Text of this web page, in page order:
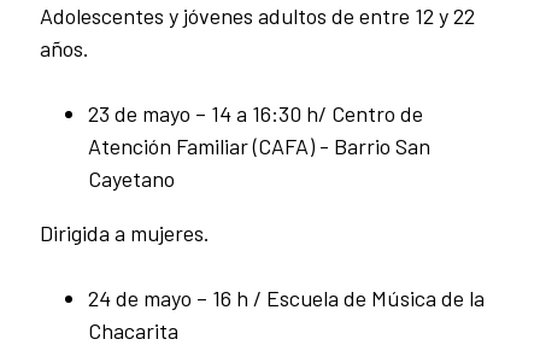
Adolescentes y jóvenes adultos de entre 12 y 22
años.
23 de mayo – 14 a 16:30 h/ Centro de
Atención Familiar (CAFA) - Barrio San
Cayetano
Dirigida a mujeres.
24 de mayo – 16 h / Escuela de Música de la
Chacarita